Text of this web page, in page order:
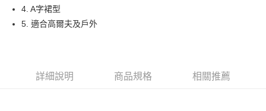
【大哥付你分期使用說明】
1.本服務由台灣大哥大提供，台灣大哥大用戶可立即使用無須另外申請。
2.付款方式選擇「大哥付你分期」，訂單成立後會自動跳轉到大哥付的交易
消。如遇「轉專審核」未通過狀況，表示未達大哥付你分期系統評分，恕無
AFTEE先享後付
相關說明
１．簡單：不需註冊會員、不需綁卡、不需儲值。
運送方式
4. A字裙型
5. 適合高爾夫及戶外
詳細說明 商品規格 相關推薦